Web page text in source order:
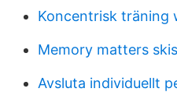
Koncentrisk träning
Memory matters
Avsluta individuellt